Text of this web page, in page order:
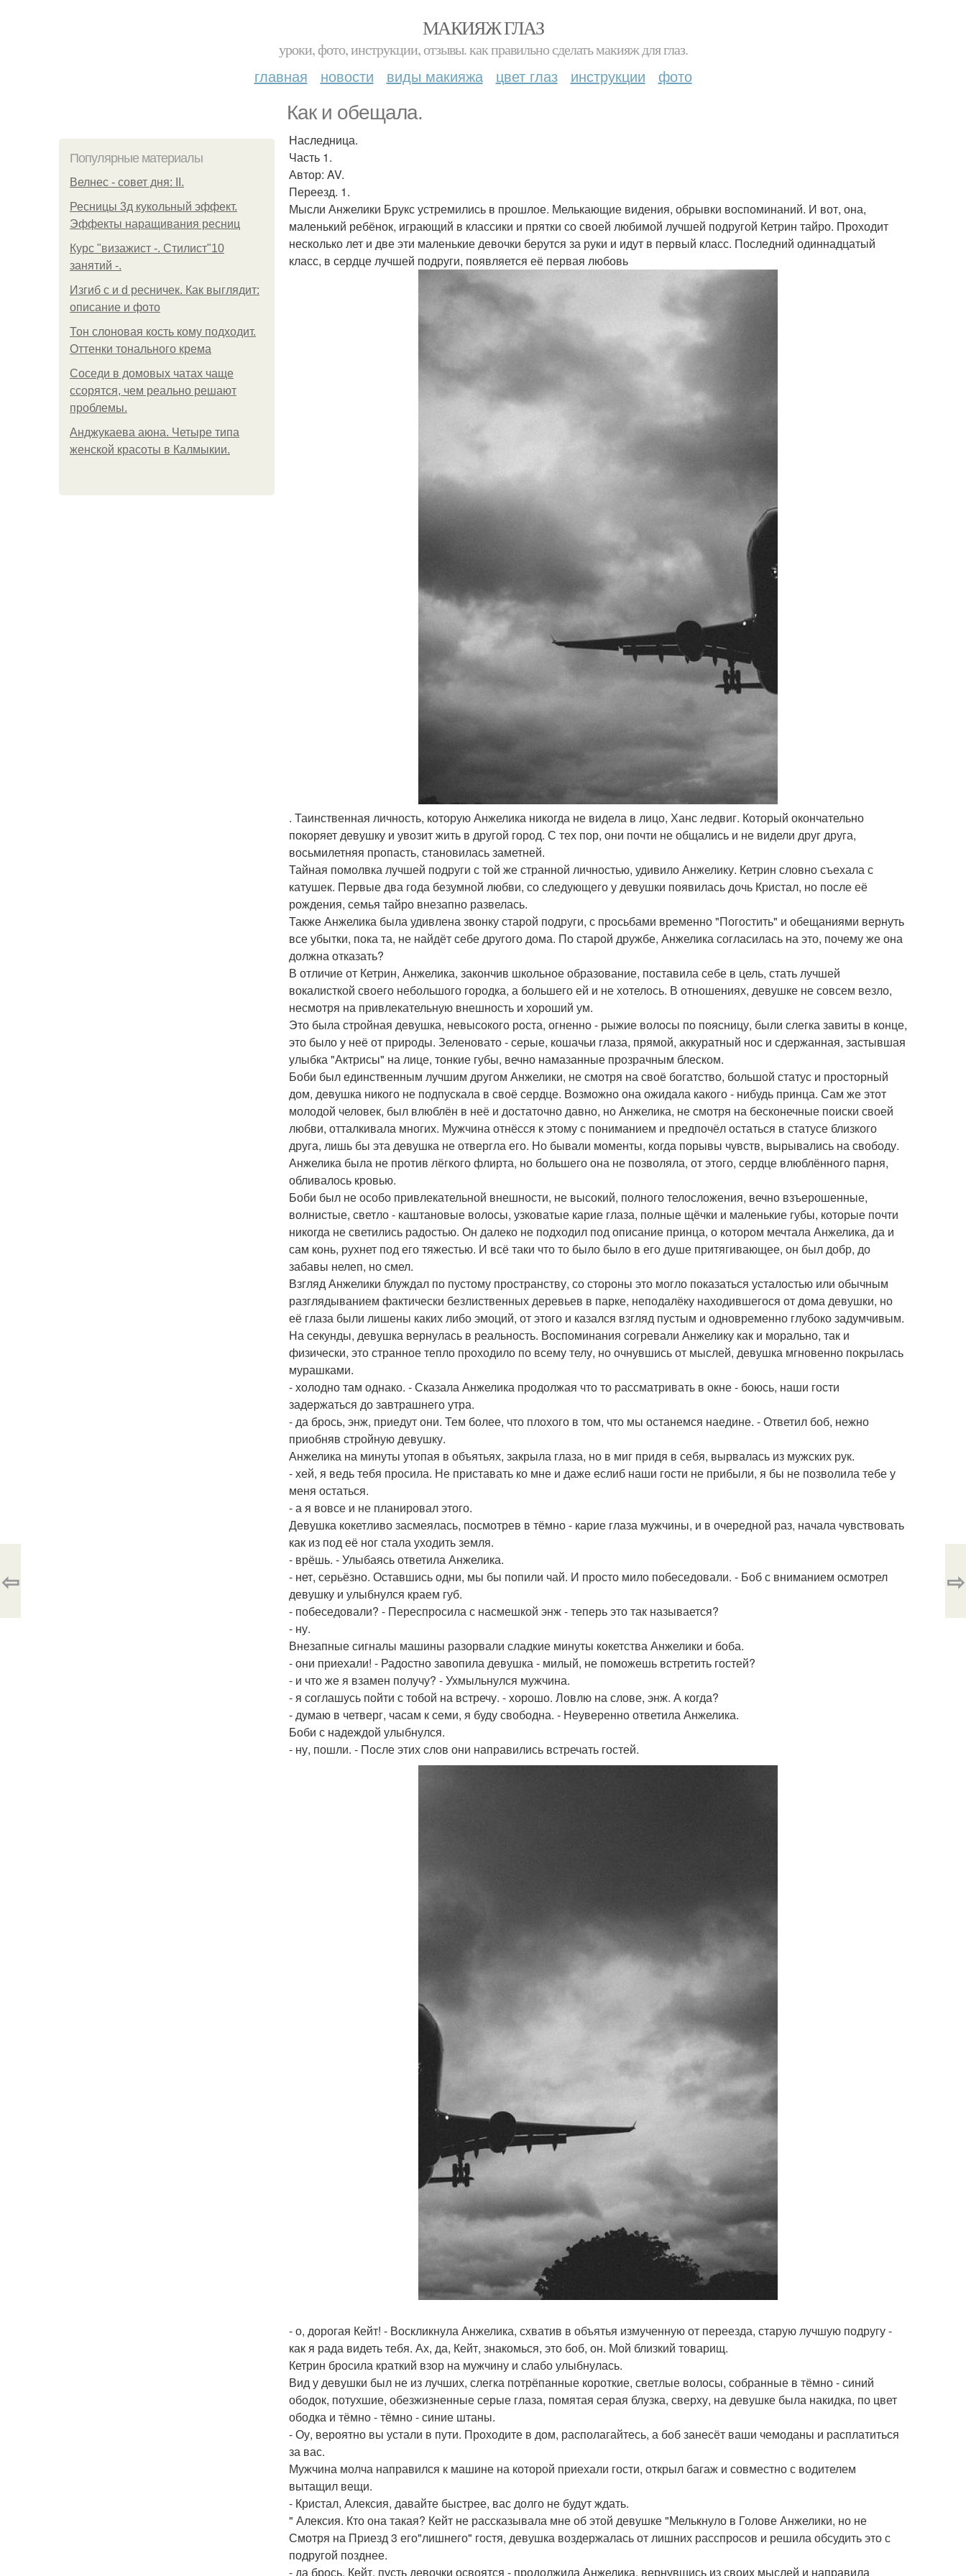
МАКИЯЖ ГЛАЗ
уроки, фото, инструкции, отзывы. как правильно сделать макияж для глаз.
главная новости виды макияжа цвет глаз инструкции фото
Как и обещала.
Популярные материалы
Велнес - совет дня: II.
Ресницы 3д кукольный эффект.
Эффекты наращивания ресниц
Курс "визажист -. Стилист"10
занятий -.
Изгиб c и d ресничек. Как выглядит:
описание и фото
Тон слоновая кость кому подходит.
Оттенки тонального крема
Соседи в домовых чатах чаще
ссорятся, чем реально решают
проблемы.
Анджукаева аюна. Четыре типа
женской красоты в Калмыкии.
Наследница.
Часть 1.
Автор: AV.
Переезд. 1.
Мысли Анжелики Брукс устремились в прошлое. Мелькающие видения, обрывки воспоминаний. И вот, она,
маленький ребёнок, играющий в классики и прятки со своей любимой лучшей подругой Кетрин тайро. Проходит
несколько лет и две эти маленькие девочки берутся за руки и идут в первый класс. Последний одиннадцатый
класс, в сердце лучшей подруги, появляется её первая любовь
. Таинственная личность, которую Анжелика никогда не видела в лицо, Ханс ледвиг. Который окончательно
покоряет девушку и увозит жить в другой город. С тех пор, они почти не общались и не видели друг друга,
восьмилетняя пропасть, становилась заметней.
Тайная помолвка лучшей подруги с той же странной личностью, удивило Анжелику. Кетрин словно съехала с
катушек. Первые два года безумной любви, со следующего у девушки появилась дочь Кристал, но после её
рождения, семья тайро внезапно развелась.
Также Анжелика была удивлена звонку старой подруги, с просьбами временно "Погостить" и обещаниями вернуть
все убытки, пока та, не найдёт себе другого дома. По старой дружбе, Анжелика согласилась на это, почему же она
должна отказать?
В отличие от Кетрин, Анжелика, закончив школьное образование, поставила себе в цель, стать лучшей
вокалисткой своего небольшого городка, а большего ей и не хотелось. В отношениях, девушке не совсем везло,
несмотря на привлекательную внешность и хороший ум.
Это была стройная девушка, невысокого роста, огненно - рыжие волосы по поясницу, были слегка завиты в конце,
это было у неё от природы. Зеленовато - серые, кошачьи глаза, прямой, аккуратный нос и сдержанная, застывшая
улыбка "Актрисы" на лице, тонкие губы, вечно намазанные прозрачным блеском.
Боби был единственным лучшим другом Анжелики, не смотря на своё богатство, большой статус и просторный
дом, девушка никого не подпускала в своё сердце. Возможно она ожидала какого - нибудь принца. Сам же этот
молодой человек, был влюблён в неё и достаточно давно, но Анжелика, не смотря на бесконечные поиски своей
любви, отталкивала многих. Мужчина отнёсся к этому с пониманием и предпочёл остаться в статусе близкого
друга, лишь бы эта девушка не отвергла его. Но бывали моменты, когда порывы чувств, вырывались на свободу.
Анжелика была не против лёгкого флирта, но большего она не позволяла, от этого, сердце влюблённого парня,
обливалось кровью.
Боби был не особо привлекательной внешности, не высокий, полного телосложения, вечно взъерошенные,
волнистые, светло - каштановые волосы, узковатые карие глаза, полные щёчки и маленькие губы, которые почти
никогда не светились радостью. Он далеко не подходил под описание принца, о котором мечтала Анжелика, да и
сам конь, рухнет под его тяжестью. И всё таки что то было было в его душе притягивающее, он был добр, до
забавы нелеп, но смел.
Взгляд Анжелики блуждал по пустому пространству, со стороны это могло показаться усталостью или обычным
разглядыванием фактически безлиственных деревьев в парке, неподалёку находившегося от дома девушки, но
её глаза были лишены каких либо эмоций, от этого и казался взгляд пустым и одновременно глубоко задумчивым.
На секунды, девушка вернулась в реальность. Воспоминания согревали Анжелику как и морально, так и
физически, это странное тепло проходило по всему телу, но очнувшись от мыслей, девушка мгновенно покрылась
мурашками.
- холодно там однако. - Сказала Анжелика продолжая что то рассматривать в окне - боюсь, наши гости
задержаться до завтрашнего утра.
- да брось, энж, приедут они. Тем более, что плохого в том, что мы останемся наедине. - Ответил боб, нежно
приобняв стройную девушку.
Анжелика на минуты утопая в объятьях, закрыла глаза, но в миг придя в себя, вырвалась из мужских рук.
- хей, я ведь тебя просила. Не приставать ко мне и даже еслиб наши гости не прибыли, я бы не позволила тебе у
меня остаться.
- а я вовсе и не планировал этого.
Девушка кокетливо засмеялась, посмотрев в тёмно - карие глаза мужчины, и в очередной раз, начала чувствовать
как из под её ног стала уходить земля.
- врёшь. - Улыбаясь ответила Анжелика.
- нет, серьёзно. Оставшись одни, мы бы попили чай. И просто мило побеседовали. - Боб с вниманием осмотрел
девушку и улыбнулся краем губ.
- побеседовали? - Переспросила с насмешкой энж - теперь это так называется?
- ну.
Внезапные сигналы машины разорвали сладкие минуты кокетства Анжелики и боба.
- они приехали! - Радостно завопила девушка - милый, не поможешь встретить гостей?
- и что же я взамен получу? - Ухмыльнулся мужчина.
- я соглашусь пойти с тобой на встречу. - хорошо. Ловлю на слове, энж. А когда?
- думаю в четверг, часам к семи, я буду свободна. - Неуверенно ответила Анжелика.
Боби с надеждой улыбнулся.
- ну, пошли. - После этих слов они направились встречать гостей.
- о, дорогая Кейт! - Воскликнула Анжелика, схватив в объятья измученную от переезда, старую лучшую подругу -
как я рада видеть тебя. Ах, да, Кейт, знакомься, это боб, он. Мой близкий товарищ.
Кетрин бросила краткий взор на мужчину и слабо улыбнулась.
Вид у девушки был не из лучших, слегка потрёпанные короткие, светлые волосы, собранные в тёмно - синий
ободок, потухшие, обезжизненные серые глаза, помятая серая блузка, сверху, на девушке была накидка, по цвет
ободка и тёмно - тёмно - синие штаны.
- Оу, вероятно вы устали в пути. Проходите в дом, располагайтесь, а боб занесёт ваши чемоданы и расплатиться
за вас.
Мужчина молча направился к машине на которой приехали гости, открыл багаж и совместно с водителем
вытащил вещи.
- Кристал, Алексия, давайте быстрее, вас долго не будут ждать.
" Алексия. Кто она такая? Кейт не рассказывала мне об этой девушке "Мелькнуло в Голове Анжелики, но не
Смотря на Приезд 3 его"лишнего" гостя, девушка воздержалась от лишних расспросов и решила обсудить это с
подругой позднее.
- да брось, Кейт, пусть девочки освоятся - продолжила Анжелика, вернувшись из своих мыслей и направила
⇦ ⇨